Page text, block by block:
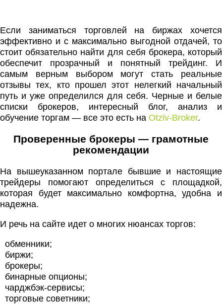
Если заниматься торговлей на биржах хочется
эффективно и с максимально выгодной отдачей, то
стоит обязательно найти для себя брокера, который
обеспечит прозрачный и понятный трейдинг. И
самым верным выбором могут стать реальные
отзывы тех, кто прошел этот нелегкий начальный
путь и уже определился для себя. Черные и белые
списки брокеров, интересный блог, анализ и
обучение торгам — все это есть на Otziv-Broker.
Проверенные брокеры — грамотные
рекомендации
На вышеуказанном портале бывшие и настоящие
трейдеры помогают определиться с площадкой,
которая будет максимально комфортна, удобна и
надежна.
И речь на сайте идет о многих нюансах торгов:
обменники;
биржи;
брокеры;
бинарные опционы;
чарджбэк-сервисы;
торговые советники;